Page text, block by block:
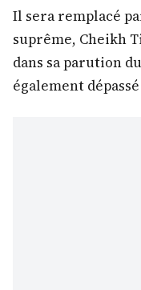
Il sera remplacé
suprême, Cheikh
dans sa parution
également